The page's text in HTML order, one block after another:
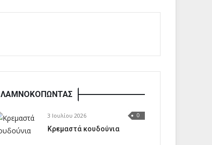
ΛΑΜΝΟΚΟΠΩΝΤΑΣ
3 Ιουλίου 2026 0
Κρεμαστά κουδούνια